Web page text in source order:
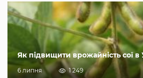
Як підвищити врожайність сої в
6 липня 1 249